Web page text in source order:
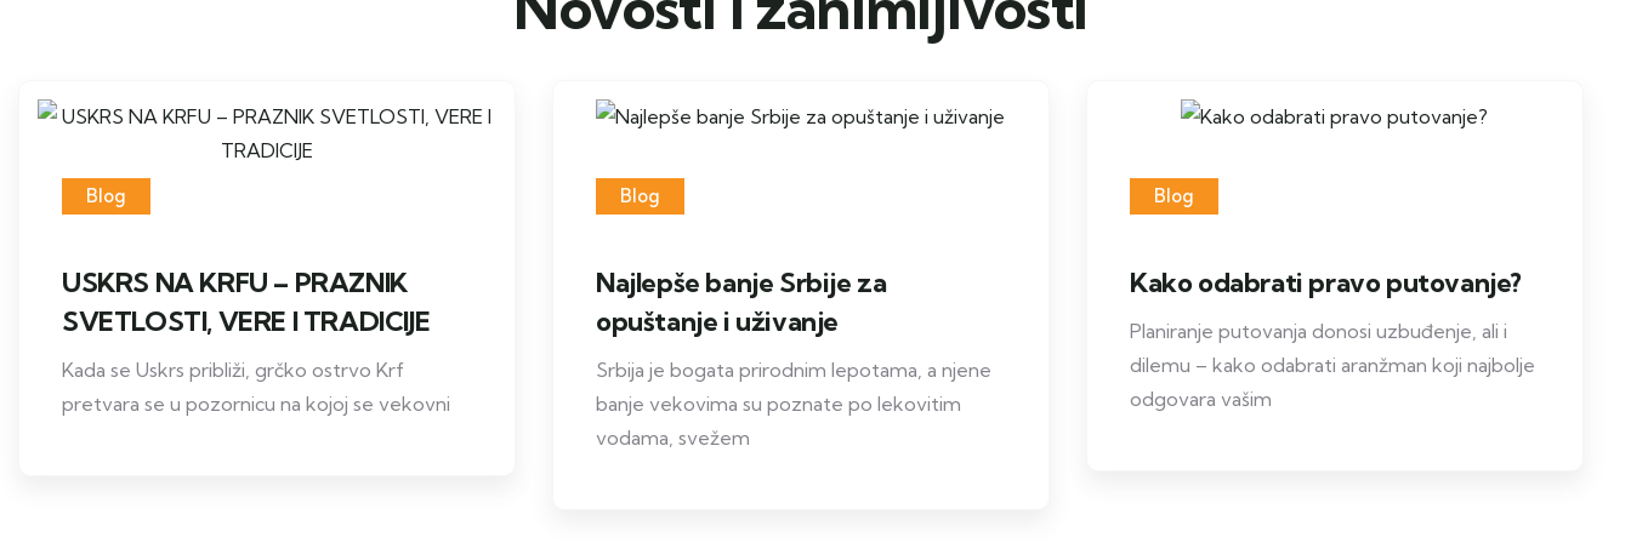
Blog
USKRS NA KRFU – PRAZNIK
SVETLOSTI, VERE I TRADICIJE
Kada se Uskrs približi, grčko ostrvo Krf
pretvara se u pozornicu na kojoj se vekovni
Blog
Najlepše banje Srbije za
opuštanje i uživanje
Srbija je bogata prirodnim lepotama, a njene
banje vekovima su poznate po lekovitim
vodama, svežem
Blog
Kako odabrati pravo putovanje?
Planiranje putovanja donosi uzbuđenje, ali i
dilemu – kako odabrati aranžman koji najbolje
odgovara vašim